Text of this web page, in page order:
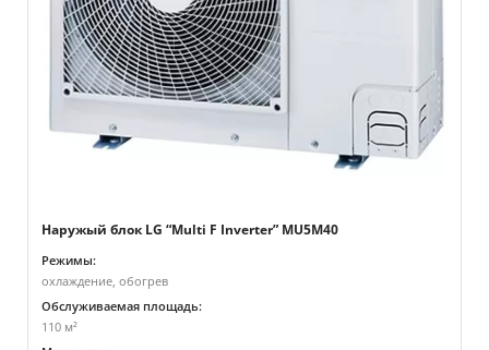
Наружый блок LG “Multi F Inverter” MU5M40
Режимы:
охлаждение, обогрев
Обслуживаемая площадь:
110 м²